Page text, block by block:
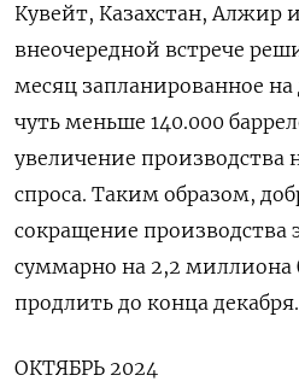
Кувейт, Казахстан, Алжир
внеочередной встрече
месяц запланированное на
чуть меньше 140.000
увеличение производства
спроса. Таким образом,
сокращение производства
суммарно на 2,2 миллиона
продлить до конца декабря.
ОКТЯБРЬ 2024